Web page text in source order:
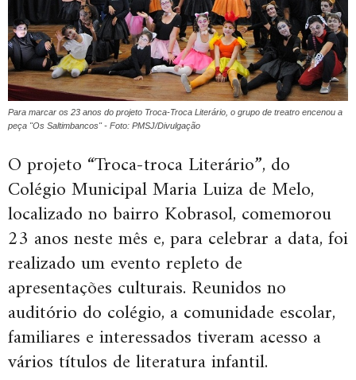
Para marcar os 23 anos do projeto Troca-Troca Literário, o grupo de treatro encenou a
peça "Os Saltimbancos" - Foto: PMSJ/Divulgação
O projeto “Troca-troca Literário”, do
Colégio Municipal Maria Luiza de Melo,
localizado no bairro Kobrasol, comemorou
23 anos neste mês e, para celebrar a data, foi
realizado um evento repleto de
apresentações culturais. Reunidos no
auditório do colégio, a comunidade escolar,
familiares e interessados tiveram acesso a
vários títulos de literatura infantil.